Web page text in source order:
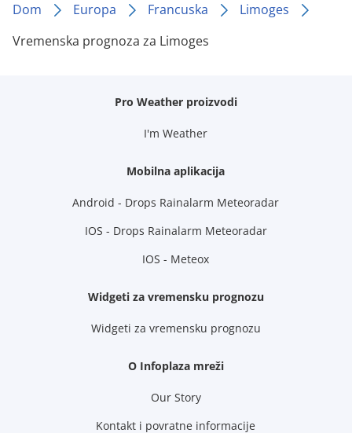
Dom Europa Francuska
Limoges
Vremenska prognoza za Limoges
Pro Weather proizvodi
I'm Weather
Mobilna aplikacija
Android - Drops Rainalarm Meteoradar
IOS - Drops Rainalarm Meteoradar
IOS - Meteox
Widgeti za vremensku prognozu
Widgeti za vremensku prognozu
O Infoplaza mreži
Our Story
Kontakt i povratne informacije